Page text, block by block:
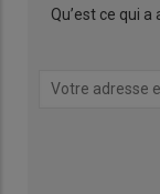
Qu’est ce qui